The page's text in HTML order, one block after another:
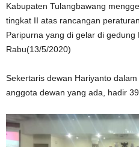
Kabupaten Tulangbawang
tingkat II atas rancangan
Paripurna yang di gelar di gedung
Rabu(13/5/2020)
Sekertaris dewan Hariyanto
anggota dewan yang ada, hadir